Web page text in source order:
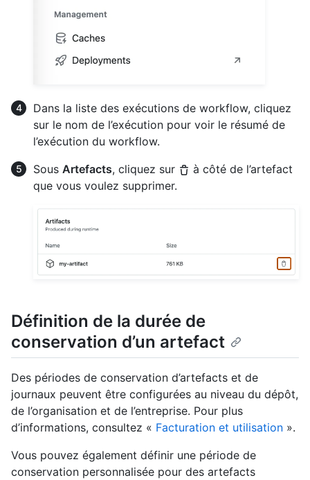
Dans la liste des exécutions de workflow, cliquez
sur le nom de l’exécution pour voir le résumé de
l’exécution du workflow.
Sous Artefacts, cliquez sur
à côté de l’artefact
que vous voulez supprimer.
Définition de la durée de
conservation d’un artefact
Des périodes de conservation d’artefacts et de
journaux peuvent être configurées au niveau du dépôt,
de l’organisation et de l’entreprise. Pour plus
d’informations, consultez « Facturation et utilisation ».
Vous pouvez également définir une période de
conservation personnalisée pour des artefacts